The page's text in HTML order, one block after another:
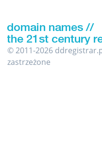
© 2011-2026
zastrzeżone